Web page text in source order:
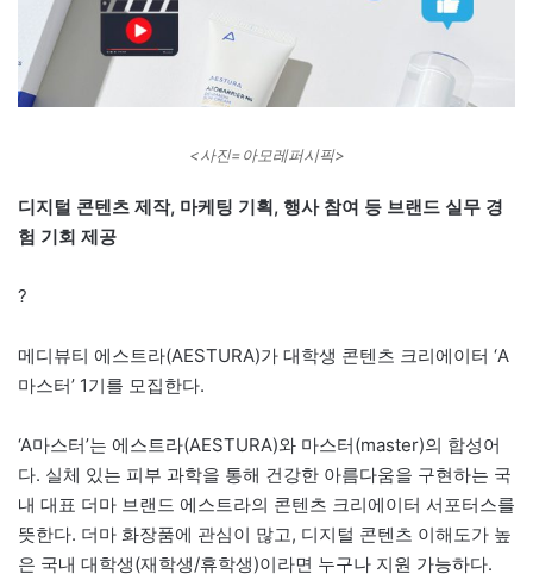
<사진=아모레퍼시픽>
디지털 콘텐츠 제작, 마케팅 기획, 행사 참여 등 브랜드 실무 경
험 기회 제공
?
메디뷰티 에스트라(AESTURA)가 대학생 콘텐츠 크리에이터 ‘A
마스터’ 1기를 모집한다.
‘A마스터’는 에스트라(AESTURA)와 마스터(master)의 합성어
다. 실체 있는 피부 과학을 통해 건강한 아름다움을 구현하는 국
내 대표 더마 브랜드 에스트라의 콘텐츠 크리에이터 서포터스를
뜻한다. 더마 화장품에 관심이 많고, 디지털 콘텐츠 이해도가 높
은 국내 대학생(재학생/휴학생)이라면 누구나 지원 가능하다.